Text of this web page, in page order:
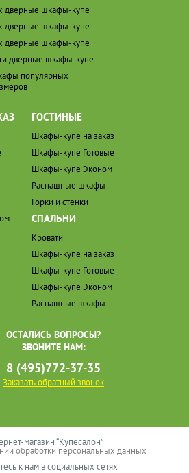
дверные шкафы-купе
дверные шкафы-купе
дверные шкафы-купе
дверные шкафы-купе
популярных
ГОСТИНЫЕ
Шкафы-купе на заказ
Шкафы-купе Готовые
Шкафы-купе Эконом
Распашные шкафы
Горки и стенки
СПАЛЬНИ
Кровати
Шкафы-купе на заказ
Шкафы-купе Готовые
Шкафы-купе Эконом
Распашные шкафы
ОСТАЛИСЬ ВОПРОСЫ?
ЗВОНИТЕ НАМ:
8 (495)772-37-35
Заказать обратный звонок
магазин “Купесалон”
обработки персональных данных
к нам в социальных сетях